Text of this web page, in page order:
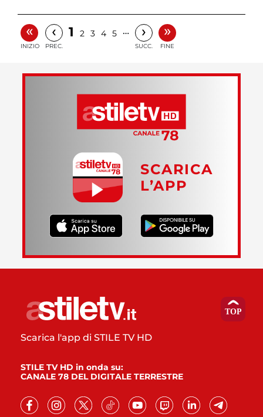
«
INIZIO
‹
PREC.
1 2 3 4 5 … ›
SUCC.
»
FINE
SCARICA
L’APP
Scarica l'app di STILE TV HD
STILE TV HD in onda su:
CANALE 78 DEL DIGITALE TERRESTRE